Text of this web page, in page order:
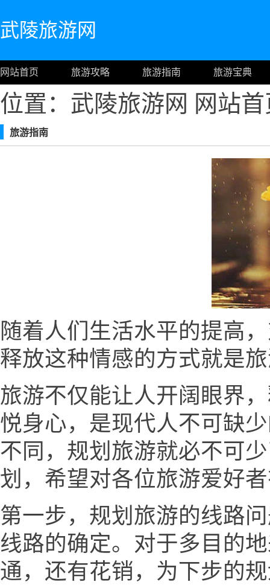
武陵旅游网
网站首页 旅游攻略 旅游指南 旅游宝典
位置：武陵旅游网 网站
旅游指南
随着人们生活水平的提高
释放这种情感的方式就是
旅游不仅能让人开阔眼界
悦身心，是现代人不可缺
不同，规划旅游就必不可
划，希望对各位旅游爱好
第一步，规划旅游的线路
线路的确定。对于多目的
通，还有花销，为下步的